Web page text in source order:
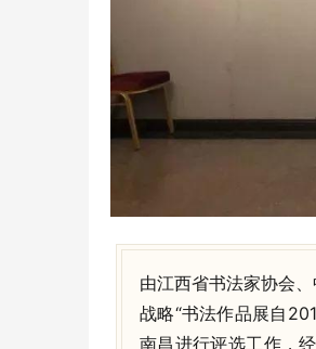
由江西省书法家协会
战略“书法作品展自
南昌进行评选工作，